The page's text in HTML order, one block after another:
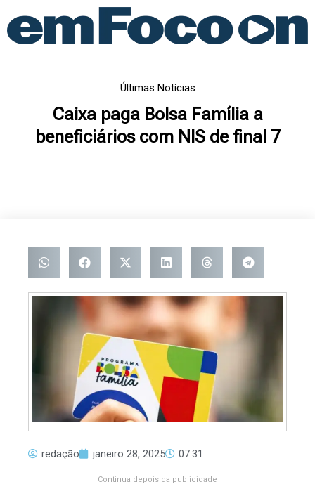
para
Últimas Notícias
Caixa paga Bolsa Família a
beneficiários com NIS de final 7
redação janeiro 28, 2025 07:31
Continua depois da publicidade